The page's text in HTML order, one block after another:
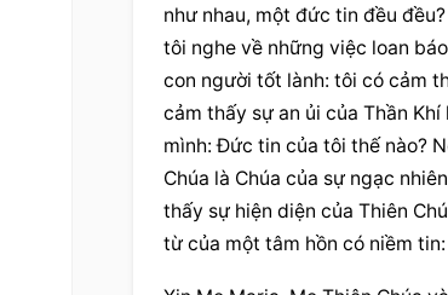
như nhau, một đức tin đều
tôi nghe về những việc loan
con người tốt lành: tôi có cảm
cảm thấy sự an ủi của Thần
mình: Đức tin của tôi thế nào?
Chúa là Chúa của sự ngạc
thấy sự hiện diện của Thiên
từ của một tâm hồn có niềm